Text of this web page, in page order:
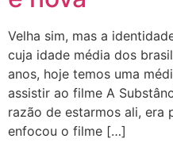
Velha sim, mas a
cuja idade média dos
anos, hoje temos uma
assistir ao filme A
razão de estarmos ali, era
enfocou o filme […]